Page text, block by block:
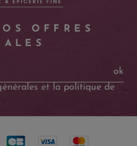
OFFRES
ok
et la politique de